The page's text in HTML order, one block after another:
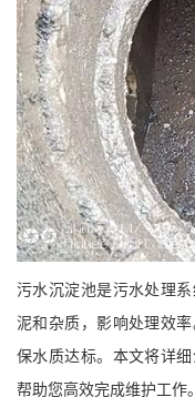
污水沉淀池是污水处理
泥和杂质，影响处理效
保水质达标。本文将详
帮助您高效完成维护工作